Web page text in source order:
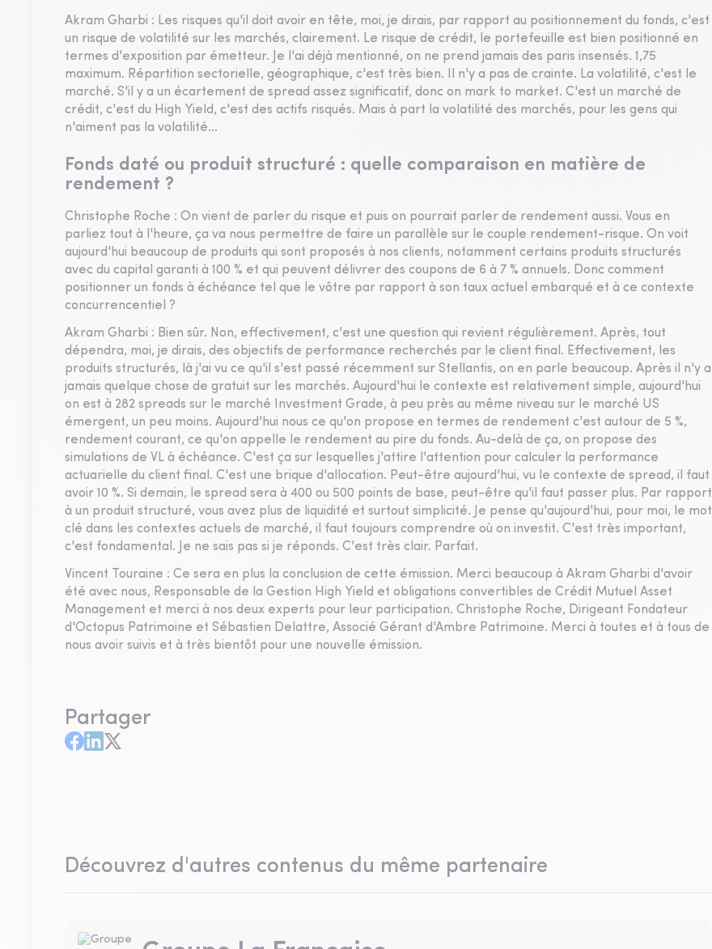
Akram Gharbi : Les risques qu'il doit avoir en tête, moi, je dirais, par rapport au positionnement du fonds, c'est
un risque de volatilité sur les marchés, clairement. Le risque de crédit, le portefeuille est bien positionné en
termes d'exposition par émetteur. Je l'ai déjà mentionné, on ne prend jamais des paris insensés. 1,75
maximum. Répartition sectorielle, géographique, c'est très bien. Il n'y a pas de crainte. La volatilité, c'est le
marché. S'il y a un écartement de spread assez significatif, donc on mark to market. C'est un marché de
crédit, c'est du High Yield, c'est des actifs risqués. Mais à part la volatilité des marchés, pour les gens qui
n'aiment pas la volatilité...
Fonds daté ou produit structuré : quelle comparaison en matière de
rendement ?
Christophe Roche : On vient de parler du risque et puis on pourrait parler de rendement aussi. Vous en
parliez tout à l'heure, ça va nous permettre de faire un parallèle sur le couple rendement-risque. On voit
aujourd'hui beaucoup de produits qui sont proposés à nos clients, notamment certains produits structurés
avec du capital garanti à 100 % et qui peuvent délivrer des coupons de 6 à 7 % annuels. Donc comment
positionner un fonds à échéance tel que le vôtre par rapport à son taux actuel embarqué et à ce contexte
concurrencentiel ?
Akram Gharbi : Bien sûr. Non, effectivement, c'est une question qui revient régulièrement. Après, tout
dépendra, moi, je dirais, des objectifs de performance recherchés par le client final. Effectivement, les
produits structurés, là j'ai vu ce qu'il s'est passé récemment sur Stellantis, on en parle beaucoup. Après il n'y a
jamais quelque chose de gratuit sur les marchés. Aujourd'hui le contexte est relativement simple, aujourd'hui
on est à 282 spreads sur le marché Investment Grade, à peu près au même niveau sur le marché US
émergent, un peu moins. Aujourd'hui nous ce qu'on propose en termes de rendement c'est autour de 5 %,
rendement courant, ce qu'on appelle le rendement au pire du fonds. Au-delà de ça, on propose des
simulations de VL à échéance. C'est ça sur lesquelles j'attire l'attention pour calculer la performance
actuarielle du client final. C'est une brique d'allocation. Peut-être aujourd'hui, vu le contexte de spread, il faut
avoir 10 %. Si demain, le spread sera à 400 ou 500 points de base, peut-être qu'il faut passer plus. Par rapport
à un produit structuré, vous avez plus de liquidité et surtout simplicité. Je pense qu'aujourd'hui, pour moi, le mot
clé dans les contextes actuels de marché, il faut toujours comprendre où on investit. C'est très important,
c'est fondamental. Je ne sais pas si je réponds. C'est très clair. Parfait.
Vincent Touraine : Ce sera en plus la conclusion de cette émission. Merci beaucoup à Akram Gharbi d'avoir
été avec nous, Responsable de la Gestion High Yield et obligations convertibles de Crédit Mutuel Asset
Management et merci à nos deux experts pour leur participation. Christophe Roche, Dirigeant Fondateur
d'Octopus Patrimoine et Sébastien Delattre, Associé Gérant d'Ambre Patrimoine. Merci à toutes et à tous de
nous avoir suivis et à très bientôt pour une nouvelle émission.
Partager
Découvrez d'autres contenus du même partenaire